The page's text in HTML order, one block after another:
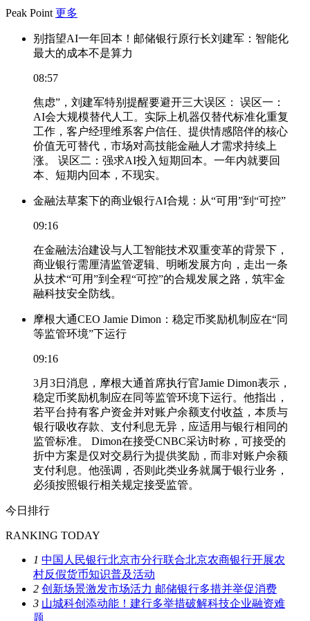
Peak Point 更多
别指望AI一年回本！邮储银行原行长刘建军：智能化
最大的成本不是算力
08:57
焦虑”，刘建军特别提醒要避开三大误区： 误区一：
AI会大规模替代人工。实际上机器仅替代标准化重复
工作，客户经理维系客户信任、提供情感陪伴的核心
价值无可替代，市场对高技能金融人才需求持续上
涨。 误区二：强求AI投入短期回本。一年内就要回
本、短期内回本，不现实。
金融法草案下的商业银行AI合规：从“可用”到“可控”
09:16
在金融法治建设与人工智能技术双重变革的背景下，
商业银行需厘清监管逻辑、明晰发展方向，走出一条
从技术“可用”到全程“可控”的合规发展之路，筑牢金
融科技安全防线。
摩根大通CEO Jamie Dimon：稳定币奖励机制应在“同
等监管环境”下运行
09:16
3月3日消息，摩根大通首席执行官Jamie Dimon表示，
稳定币奖励机制应在同等监管环境下运行。他指出，
若平台持有客户资金并对账户余额支付收益，本质与
银行吸收存款、支付利息无异，应适用与银行相同的
监管标准。 Dimon在接受CNBC采访时称，可接受的
折中方案是仅对交易行为提供奖励，而非对账户余额
支付利息。他强调，否则此类业务就属于银行业务，
必须按照银行相关规定接受监管。
今日排行
RANKING TODAY
1 中国人民银行北京市分行联合北京农商银行开展农
村反假货币知识普及活动
2 创新场景激发市场活力 邮储银行多措并举促消费
3 山城科创添动能！建行多举措破解科技企业融资难
题